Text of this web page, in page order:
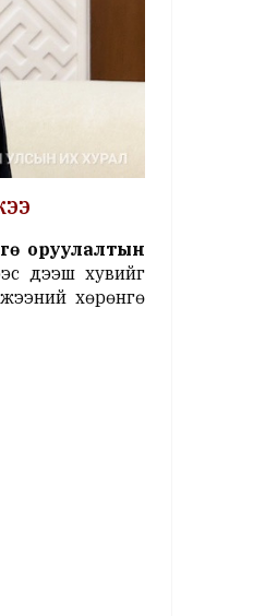
оруулалтын
дээш хувийг
хөрөнгө